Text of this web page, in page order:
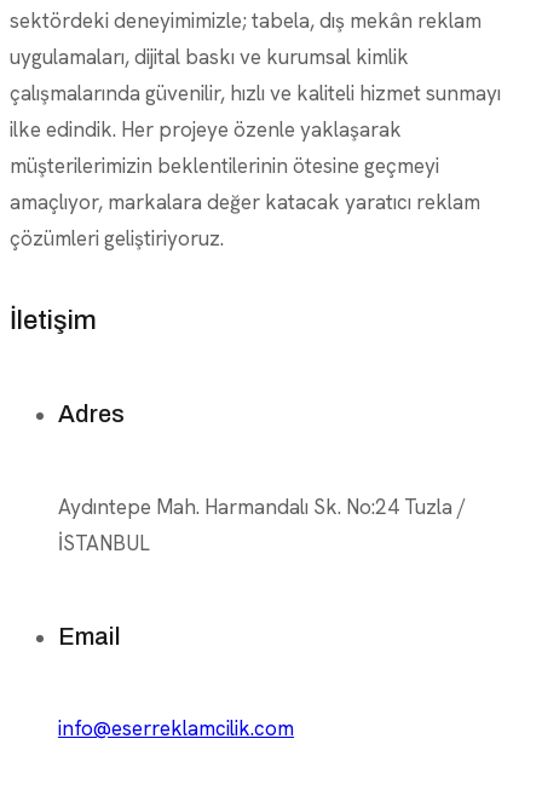
sektördeki deneyimimizle; tabela, dış mekân reklam
uygulamaları, dijital baskı ve kurumsal kimlik
çalışmalarında güvenilir, hızlı ve kaliteli hizmet sunmayı
ilke edindik. Her projeye özenle yaklaşarak
müşterilerimizin beklentilerinin ötesine geçmeyi
amaçlıyor, markalara değer katacak yaratıcı reklam
çözümleri geliştiriyoruz.
İletişim
Adres
Aydıntepe Mah. Harmandalı Sk. No:24 Tuzla /
İSTANBUL
Email
info@eserreklamcilik.com